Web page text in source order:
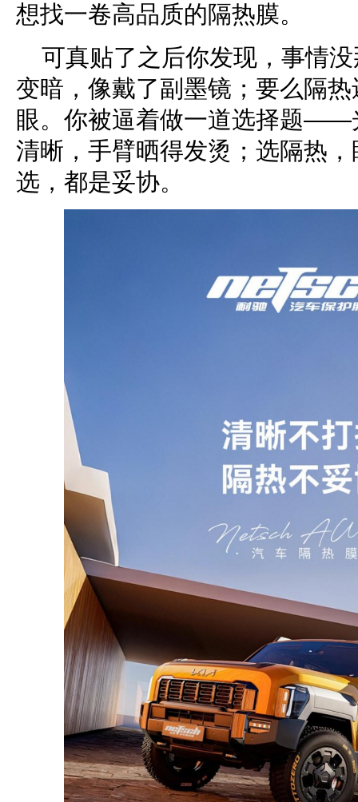
想找一卷高品质的隔热膜。
可真贴了之后你发现，事情
变暗，像戴了副墨镜；要么隔
眼。你被逼着做一道选择题——
清晰，手臂晒得发烫；选隔热
选，都是妥协。